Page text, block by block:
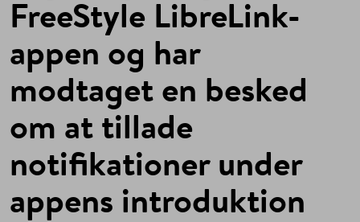
FreeStyle LibreLink-
appen og har
modtaget en besked
om at tillade
notifikationer under
appens introduktion